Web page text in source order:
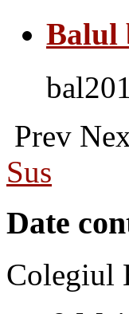
Balul
Prev
Sus
Date
Colegiul